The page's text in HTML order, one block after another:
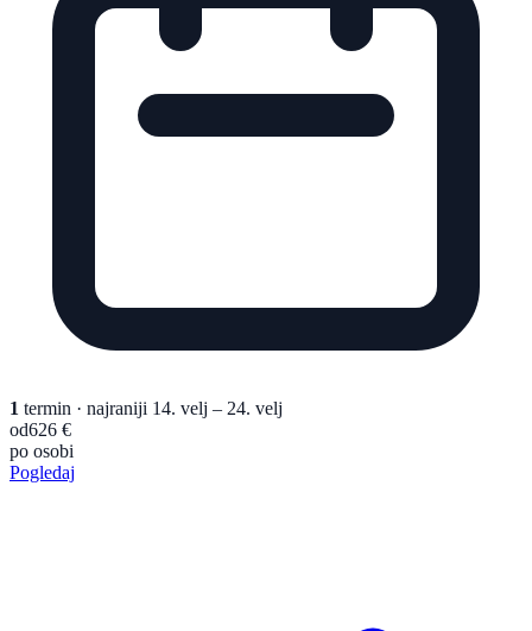
1 termin · najraniji 14. velj – 24. velj
od626 €
po osobi
Pogledaj